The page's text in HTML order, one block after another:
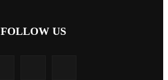
FOLLOW US